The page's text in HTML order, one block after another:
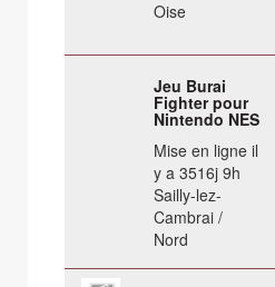
Oise
Jeu Burai
Fighter pour
Nintendo NES
Mise en ligne il
y a 3516j 9h
Sailly-lez-
Cambrai /
Nord